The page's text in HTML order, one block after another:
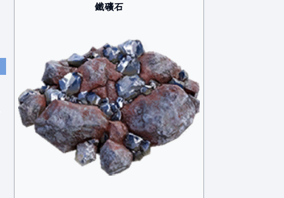
鐵礦石